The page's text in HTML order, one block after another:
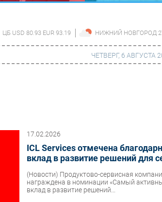
ЦБ USD 80.93 EUR 93.19 НИЖНИЙ НОВГОРОД
Оборудование
Outsourcing
Инновации
CIO/
Гаджеты
ЧЕТВЕРГ, 6 АВГУСТА
17.02.2026
ICL Services отмечена
вклад в развитие решений для
(Новости) Продуктово-сервисная
награждена в номинации «Самый
вклад в развитие решений...